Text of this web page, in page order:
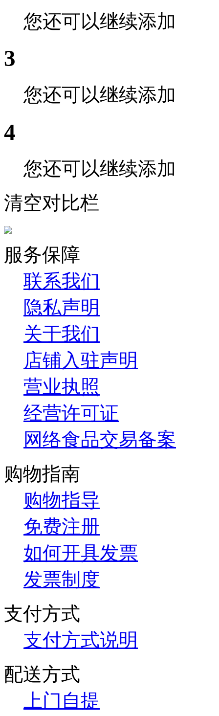
您还可以继续添加
3
您还可以继续添加
4
您还可以继续添加
清空对比栏
服务保障
联系我们
隐私声明
关于我们
店铺入驻声明
营业执照
经营许可证
网络食品交易备案
购物指南
购物指导
免费注册
如何开具发票
发票制度
支付方式
支付方式说明
配送方式
上门自提